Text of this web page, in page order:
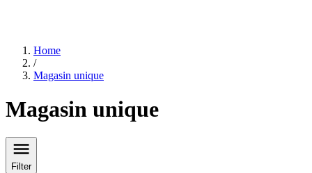
Home
/
Magasin unique
Magasin unique
Filter